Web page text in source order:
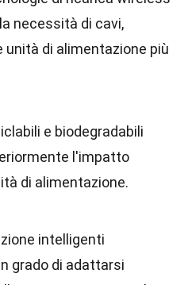
necessità di cavi,
unità di alimentazione più
e biodegradabili
l'impatto
di alimentazione.
intelligenti
grado di adattarsi